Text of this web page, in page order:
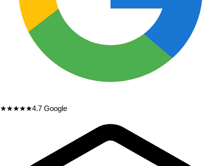
★★★★★4.7 Google